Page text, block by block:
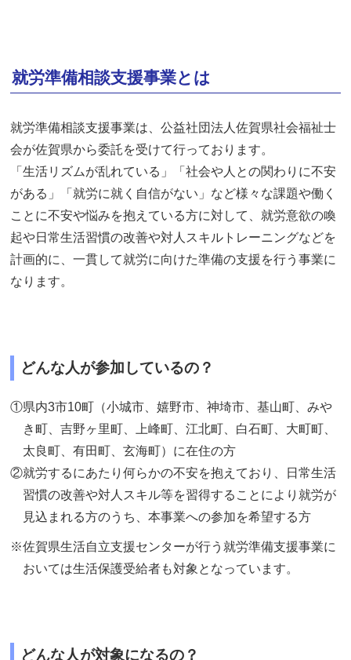
就労準備相談支援事業とは
就労準備相談支援事業は、公益社団法人佐賀県社会福祉士
会が佐賀県から委託を受けて行っております。
「生活リズムが乱れている」「社会や人との関わりに不安
がある」「就労に就く自信がない」など様々な課題や働く
ことに不安や悩みを抱えている方に対して、就労意欲の喚
起や日常生活習慣の改善や対人スキルトレーニングなどを
計画的に、一貫して就労に向けた準備の支援を行う事業に
なります。
どんな人が参加しているの？
①県内3市10町（小城市、嬉野市、神埼市、基山町、みや
き町、吉野ヶ里町、上峰町、江北町、白石町、大町町、
太良町、有田町、玄海町）に在住の方
②就労するにあたり何らかの不安を抱えており、日常生活
習慣の改善や対人スキル等を習得することにより就労が
見込まれる方のうち、本事業への参加を希望する方
※佐賀県生活自立支援センターが行う就労準備支援事業に
おいては生活保護受給者も対象となっています。
どんな人が対象になるの？